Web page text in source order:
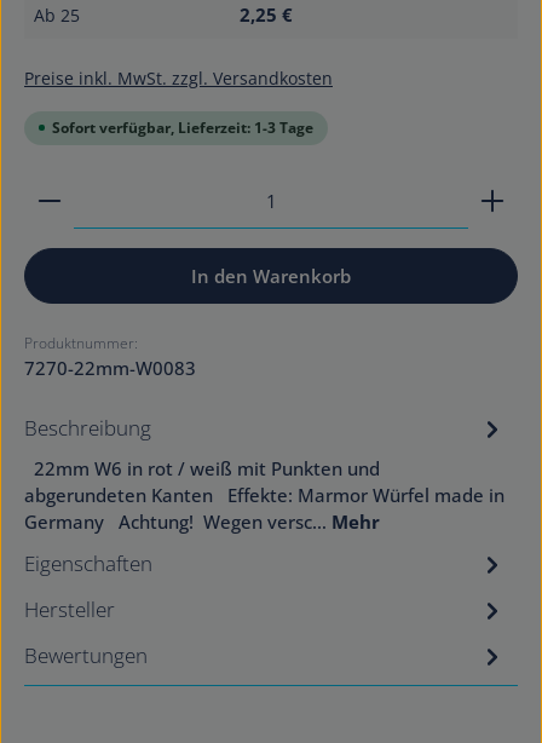
Ab 25 2,25 €
Preise inkl. MwSt. zzgl. Versandkosten
Sofort verfügbar, Lieferzeit: 1-3 Tage
Produkt Anzahl: Gib den gewünschten Wert ein
In den Warenkorb
Produktnummer:
7270-22mm-W0083
Beschreibung
22mm W6 in rot / weiß mit Punkten und
abgerundeten Kanten Effekte: Marmor Würfel made in
Germany Achtung! Wegen versc… Mehr
Eigenschaften
Hersteller
Bewertungen